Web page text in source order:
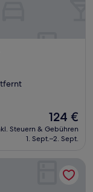
Der
Preis
beträgt
124 €
Steuern & Gebühren
1. Sept.–2. Sept.